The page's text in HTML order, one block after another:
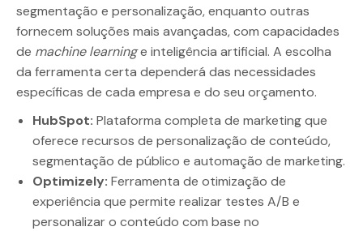
segmentação e personalização, enquanto outras
fornecem soluções mais avançadas, com capacidades
de machine learninge inteligência artificial. A escolha
da ferramenta certa dependerá das necessidades
específicas de cada empresa e do seu orçamento.
HubSpot: Plataforma completa de marketing que
oferece recursos de personalização de conteúdo,
segmentação de público e automação de marketing.
Optimizely: Ferramenta de otimização de
experiência que permite realizar testes A/B e
personalizar o conteúdo com base no